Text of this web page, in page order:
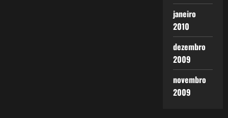
janeiro
2010
dezembro
2009
novembro
2009